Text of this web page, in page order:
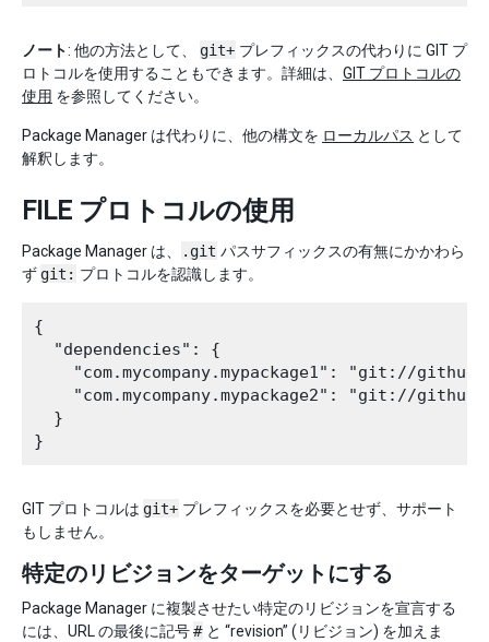
ノート: 他の方法として、 git+ プレフィックスの代わりに GIT プ
ロトコルを使用することもできます。詳細は、 GIT プロトコルの
使用 を参照してください。
Package Manager は代わりに、他の構文を ローカルパス として
解釈します。
FILE プロトコルの使用
Package Manager は、 .git パスサフィックスの有無にかかわら
ず git: プロトコルを認識します。
{
  "dependencies": {
"com.mycompany.mypackage1": "git://
"com.mycompany.mypackage2": "git://
  }
GIT プロトコルは git+ プレフィックスを必要とせず、サポート
もしません。
特定のリビジョンをターゲットにする
Package Manager に複製させたい特定のリビジョンを宣言する
には、URL の最後に記号# と “revision” (リビジョン) を加えま